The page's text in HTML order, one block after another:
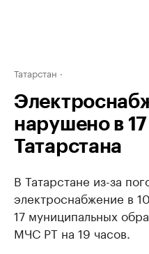
Татарстан
нарушено в
Татарстана
В Татарстане из-за
электроснабжение в
17 муниципальных
МЧС РТ на 19 часов.